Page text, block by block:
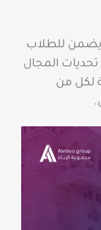
للطلاب
المجال
لكل من